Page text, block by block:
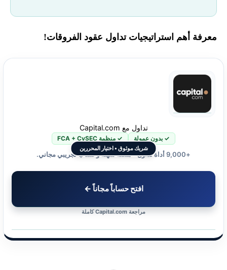
معرفة أهم استراتيجيات تداول عقود الفروقات!
شريك موثوق • اختيار المحررين
تداول مع Capital.com
✓ بدون عمولة ✓ منظمة FCA + CySEC
+9,000 أداة تداول • منصة سهلة وحساب تجريبي مجاني.
افتح حساباً مجاناً ←
مراجعة Capital.com كاملة